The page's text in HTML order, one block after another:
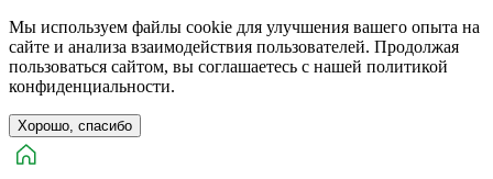
Мы используем файлы cookie для улучшения вашего опыта на
сайте и анализа взаимодействия пользователей. Продолжая
пользоваться сайтом, вы соглашаетесь с нашей политикой
конфиденциальности.
Хорошо, спасибо